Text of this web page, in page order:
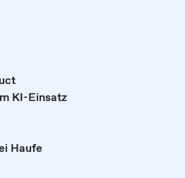
KI-Einsatz
Haufe